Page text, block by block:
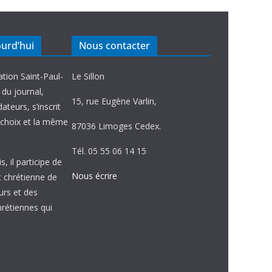
Saint-Paul-
journal,
s’inscrit
et la même
il participe de
chrétienne de
et des
qui
Nous contacter
Le Sillon
15, rue Eugène Varlin,
87036 Limoges Cedex.
Tél. 05 55 06 14 15
Nous écrire